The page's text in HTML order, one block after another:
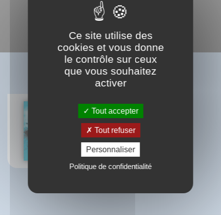
BIBLIOGRAPHIE
L'eau et ses secrets
Michael Gienger
Josef Zerluth
Ce site utilise des
cookies et vous donne
le contrôle sur ceux
que vous souhaitez
activer
Tout accepter
Tout refuser
Personnaliser
Politique de confidentialité